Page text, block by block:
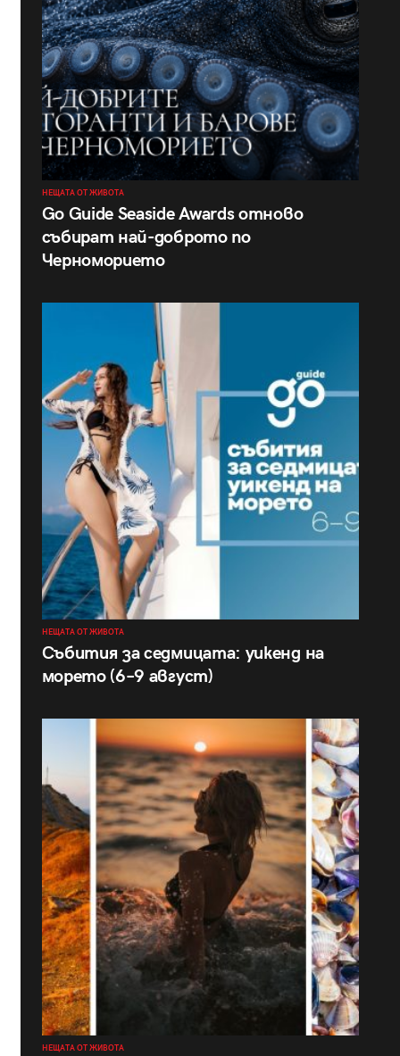
НЕЩАТА ОТ ЖИВОТА
Go Guide Seaside Awards отново
събират най-доброто по
Черноморието
НЕЩАТА ОТ ЖИВОТА
Събития за седмицата: уикенд на
морето (6–9 август)
НЕЩАТА ОТ ЖИВОТА